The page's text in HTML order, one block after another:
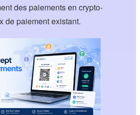
des paiements en crypto-
de paiement existant.